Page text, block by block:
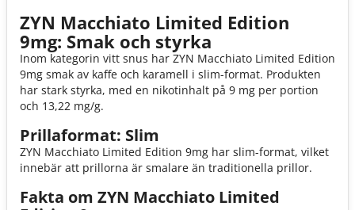
ZYN Macchiato Limited Edition
9mg: Smak och styrka
Inom kategorin vitt snus har ZYN Macchiato Limited Edition
9mg smak av kaffe och karamell i slim-format. Produkten
har stark styrka, med en nikotinhalt på 9 mg per portion
och 13,22 mg/g.
Prillaformat: Slim
ZYN Macchiato Limited Edition 9mg har slim-format, vilket
innebär att prillorna är smalare än traditionella prillor.
Fakta om ZYN Macchiato Limited